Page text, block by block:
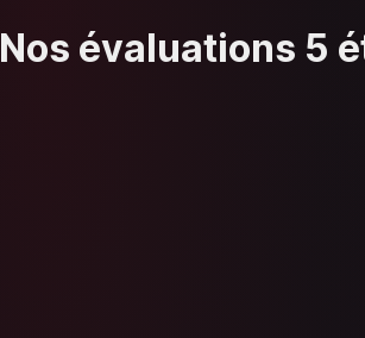
Nos évaluations 5